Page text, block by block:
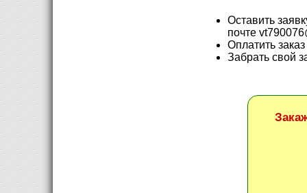
Оставить
почте
Оплатить
Забрать свой